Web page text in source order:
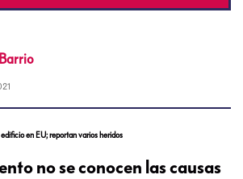
Barrio
en EU; reportan varios heridos
no se conocen las causas